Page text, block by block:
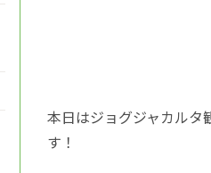
本日はジョグジャカル
す！